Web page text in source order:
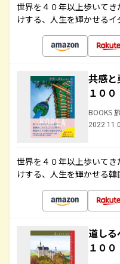
世界を４０年以上歩いて
けする、人生を輝かせる
共感と
１００
BOOKS
世界を４０年以上歩いて
けする、人生を輝かせる
道し
１００